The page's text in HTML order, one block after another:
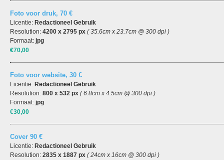
Foto voor druk, 70 €
Licentie: Redactioneel Gebruik
Resolution: 4200 x 2795 px ( 35.6cm x 23.7cm @ 300 dpi )
Formaat: jpg
€70,00
Foto voor website, 30 €
Licentie: Redactioneel Gebruik
Resolution: 800 x 532 px ( 6.8cm x 4.5cm @ 300 dpi )
Formaat: jpg
€30,00
Cover 90 €
Licentie: Redactioneel Gebruik
Resolution: 2835 x 1887 px ( 24cm x 16cm @ 300 dpi )